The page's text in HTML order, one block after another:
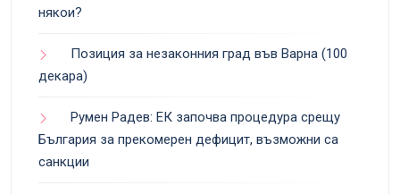
някои?
Позиция за незаконния град във Варна (100
декара)
Румен Радев: ЕК започва процедура срещу
България за прекомерен дефицит, възможни са
санкции